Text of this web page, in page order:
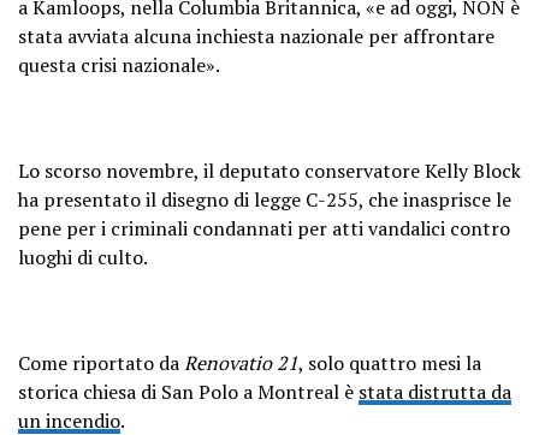
a Kamloops, nella Columbia Britannica, «e ad oggi, NON è
stata avviata alcuna inchiesta nazionale per affrontare
questa crisi nazionale».
Lo scorso novembre, il deputato conservatore Kelly Block
ha presentato il disegno di legge C-255, che inasprisce le
pene per i criminali condannati per atti vandalici contro
luoghi di culto.
Come riportato daRenovatio 21, solo quattro mesi la
storica chiesa di San Polo a Montreal è stata distrutta da
un incendio.